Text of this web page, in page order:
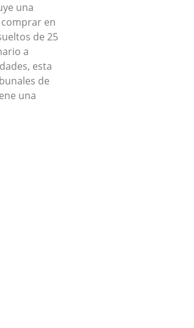
una
en
de 25
a
esta
de
una